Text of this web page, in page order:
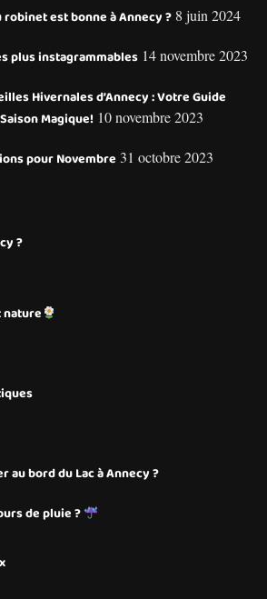
robinet est bonne à Annecy ? 8 juin 2024
plus instagrammables 14 novembre 2023
Hivernales d’Annecy : Votre Guide
Magique! 10 novembre 2023
pour Novembre 31 octobre 2023
?
nature
au bord du Lac à Annecy ?
de pluie ?